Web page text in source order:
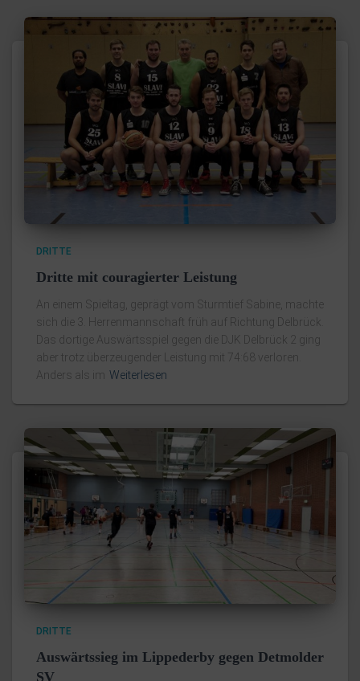
DRITTE
Dritte mit couragierter Leistung
An einem Spieltag, geprägt vom Sturmtief Sabine, machte
sich die 3. Herrenmannschaft früh auf Richtung Delbrück.
Das dortige Auswärtsspiel gegen die DJK Delbrück 2 ging
aber trotz überzeugender Leistung mit 74:68 verloren.
Anders als im Weiterlesen
DRITTE
Auswärtssieg im Lippederby gegen Detmolder
SV